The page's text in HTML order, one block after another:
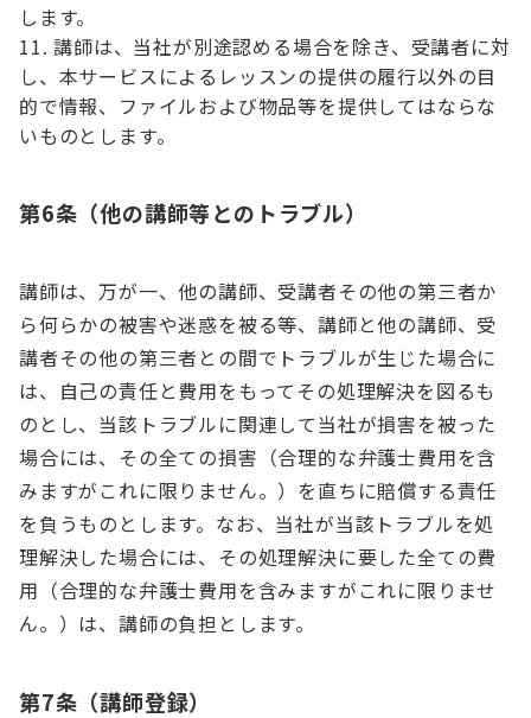
します。
講師は、当社が別途認める場合を除き、受講者に対
し、本サービスによるレッスンの提供の履行以外の目
的で情報、ファイルおよび物品等を提供してはならな
いものとします。
第6条（他の講師等とのトラブル）
講師は、万が一、他の講師、受講者その他の第三者か
ら何らかの被害や迷惑を被る等、講師と他の講師、受
講者その他の第三者との間でトラブルが生じた場合に
は、自己の責任と費用をもってその処理解決を図るも
のとし、当該トラブルに関連して当社が損害を被った
場合には、その全ての損害（合理的な弁護士費用を含
みますがこれに限りません。）を直ちに賠償する責任
を負うものとします。なお、当社が当該トラブルを処
理解決した場合には、その処理解決に要した全ての費
用（合理的な弁護士費用を含みますがこれに限りませ
ん。）は、講師の負担とします。
第7条（講師登録）